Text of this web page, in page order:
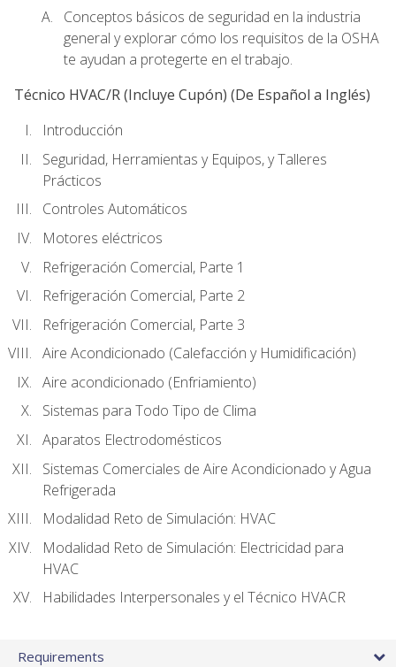
Conceptos básicos de seguridad en la industria
general y explorar cómo los requisitos de la OSHA
te ayudan a protegerte en el trabajo.
Técnico HVAC/R (Incluye Cupón) (De Español a Inglés)
Introducción
Seguridad, Herramientas y Equipos, y Talleres
Prácticos
Controles Automáticos
Motores eléctricos
Refrigeración Comercial, Parte 1
Refrigeración Comercial, Parte 2
Refrigeración Comercial, Parte 3
Aire Acondicionado (Calefacción y Humidificación)
Aire acondicionado (Enfriamiento)
Sistemas para Todo Tipo de Clima
Aparatos Electrodomésticos
Sistemas Comerciales de Aire Acondicionado y Agua
Refrigerada
Modalidad Reto de Simulación: HVAC
Modalidad Reto de Simulación: Electricidad para
HVAC
Habilidades Interpersonales y el Técnico HVACR
Requirements